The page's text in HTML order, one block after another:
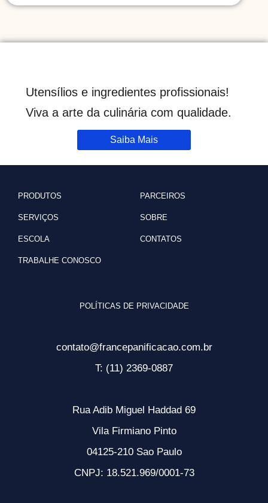
Utensílios e ingredientes profissionais!
Viva a arte da culinária com qualidade.
Saiba Mais
PRODUTOS
SERVIÇOS
ESCOLA
TRABALHE CONOSCO
PARCEIROS
SOBRE
CONTATOS
POLÍTICAS DE PRIVACIDADE
contato@francepanificacao.com.br
T: (11) 2369-0887
Rua Adib Miguel Haddad 69
Vila Firmiano Pinto
04125-210 Sao Paulo
CNPJ: 18.521.969/0001-73